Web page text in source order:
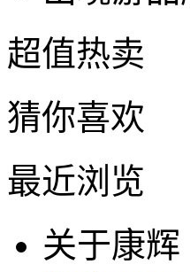
超值热卖
猜你喜欢
最近浏览
关于康辉